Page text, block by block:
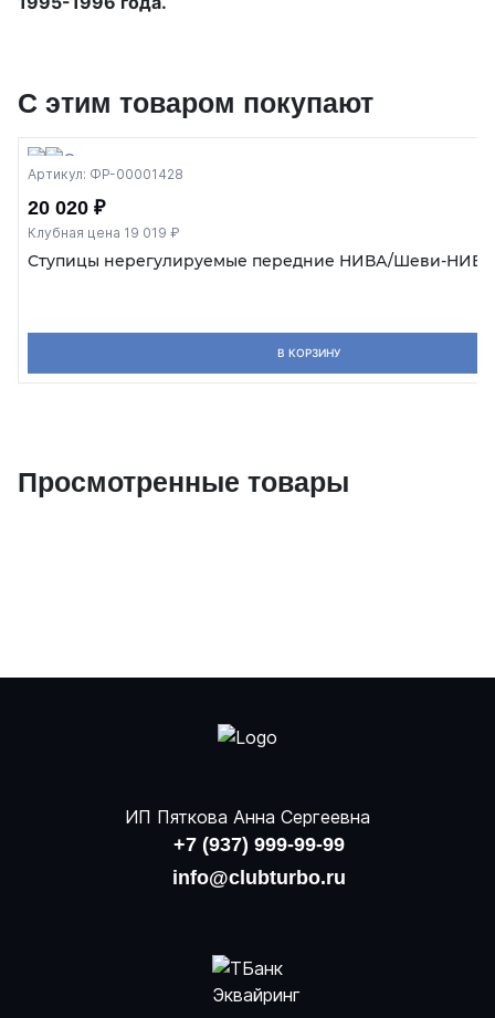
С этим товаром покупают
Артикул: ФР-00001428
20 020 ₽
Клубная цена 19 019 ₽
Ступицы нерегулируемые передние НИВА/Шеви-
В КОРЗИНУ
Просмотренные товары
ИП Пяткова Анна Сергеевна
+7 (937) 999-99-99
info@clubturbo.ru